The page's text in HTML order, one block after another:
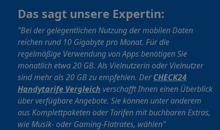
Das sagt unsere Expertin:
"Bei der gelegentlichen Nutzung der mobilen Daten
reichen rund 10 Gigabyte pro Monat. Für die
regelmäßige Verwendung von Apps benötigen Sie
monatlich etwa 20 GB. Als Vielnutzerin oder Vielnutzer
sind mehr als 20 GB zu empfehlen. DerCHECK24
Handytarife Vergleich verschafft Ihnen einen Überblick
über verfügbare Angebote. Sie können unter anderem
aus Komplettpaketen oder Tarifen mit buchbaren Extras,
wie Musik- oder Gaming-Flatrates, wählen"